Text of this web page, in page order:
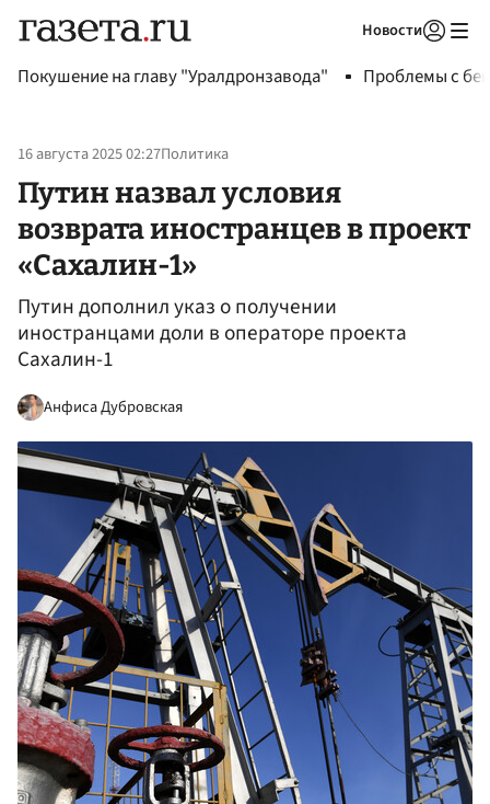
Новости
Покушение на главу "Уралдронзавода" Проблемы с
16 августа 2025 02:27Политика
Путин назвал условия
возврата иностранцев в проект
«Сахалин-1»
Путин дополнил указ о получении
иностранцами доли в операторе проекта
Сахалин-1
Анфиса Дубровская